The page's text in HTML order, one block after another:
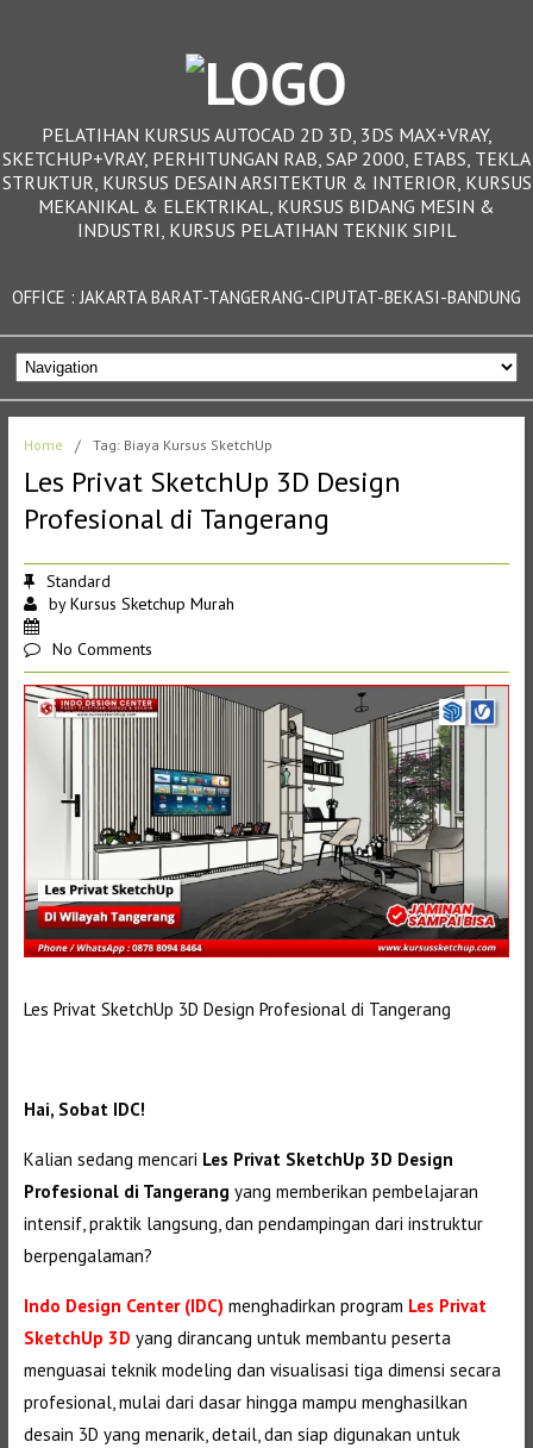
PELATIHAN KURSUS AUTOCAD 2D 3D, 3DS MAX+VRAY,
SKETCHUP+VRAY, PERHITUNGAN RAB, SAP 2000, ETABS, TEKLA
STRUKTUR, KURSUS DESAIN ARSITEKTUR & INTERIOR, KURSUS
MEKANIKAL & ELEKTRIKAL, KURSUS BIDANG MESIN &
INDUSTRI, KURSUS PELATIHAN TEKNIK SIPIL
OFFICE : JAKARTA BARAT-TANGERANG-CIPUTAT-BEKASI-BANDUNG
Home / Tag: Biaya Kursus SketchUp
Les Privat SketchUp 3D Design
Profesional di Tangerang
Standard
byKursus Sketchup Murah
No Comments
Les Privat SketchUp 3D Design Profesional di Tangerang
Hai, Sobat IDC!
Kalian sedang mencari Les Privat SketchUp 3D Design
Profesional di Tangerang yang memberikan pembelajaran
intensif, praktik langsung, dan pendampingan dari instruktur
berpengalaman?
Indo Design Center (IDC) menghadirkan program Les Privat
SketchUp 3D yang dirancang untuk membantu peserta
menguasai teknik modeling dan visualisasi tiga dimensi secara
profesional, mulai dari dasar hingga mampu menghasilkan
desain 3D yang menarik, detail, dan siap digunakan untuk